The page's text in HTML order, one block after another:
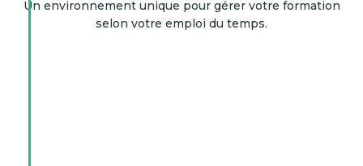
Un environnement unique pour gérer votre formation
selon votre emploi du temps.